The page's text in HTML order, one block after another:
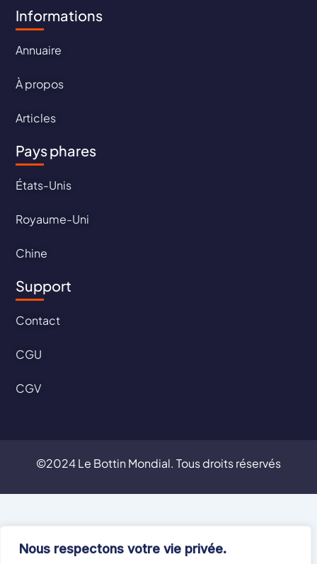
Nous respectons votre vie privée.
Informations
Annuaire
À propos
Articles
Pays phares
États-Unis
Royaume-Uni
Chine
Support
Contact
CGU
CGV
©2024 Le Bottin Mondial. Tous droits réservés